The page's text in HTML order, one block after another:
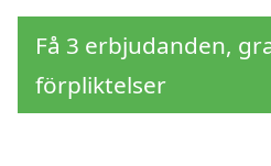
Få 3 erbjudanden,
förpliktelser